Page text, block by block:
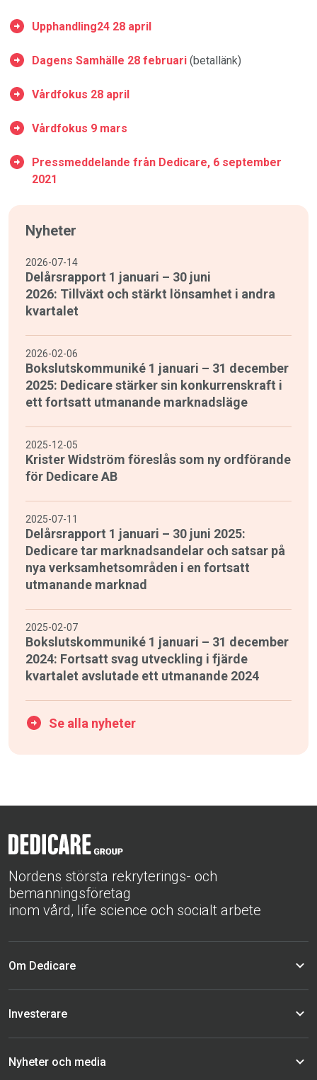
Upphandling24 28 april
Dagens Samhälle 28 februari (betallänk)
Vårdfokus 28 april
Vårdfokus 9 mars
Pressmeddelande från Dedicare, 6 september
2021
Nyheter
2026-07-14
Delårsrapport 1 januari – 30 juni
2026: Tillväxt och stärkt lönsamhet i andra
kvartalet
2026-02-06
Bokslutskommuniké 1 januari – 31 december
2025: Dedicare stärker sin konkurrenskraft i
ett fortsatt utmanande marknadsläge
2025-12-05
Krister Widström föreslås som ny ordförande
för Dedicare AB
2025-07-11
Delårsrapport 1 januari – 30 juni 2025:
Dedicare tar marknadsandelar och satsar på
nya verksamhetsområden i en fortsatt
utmanande marknad
2025-02-07
Bokslutskommuniké 1 januari – 31 december
2024: Fortsatt svag utveckling i fjärde
kvartalet avslutade ett utmanande 2024
Se alla nyheter
Nordens största rekryterings- och
bemanningsföretag
inom vård, life science och socialt arbete
Om Dedicare
Investerare
Nyheter och media